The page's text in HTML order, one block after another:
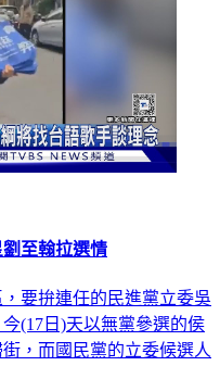
至翰拉選情
要拚連任的民進黨立委吳
(17日)天以無黨參選的侯
，而國民黨的立委候選人